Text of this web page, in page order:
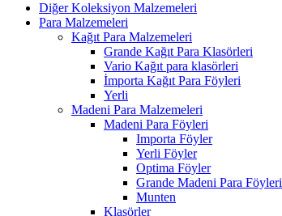
Diğer Koleksiyon Malzemeleri
Para Malzemeleri
Kağıt Para Malzemeleri
Grande Kağıt Para Klasörleri
Vario Kağıt para klasörleri
İmporta Kağıt Para Föyleri
Yerli
Madeni Para Malzemeleri
Madeni Para Föyleri
Importa Föyler
Yerli Föyler
Optima Föyler
Grande Madeni Para Föyleri
Munten
Klasörler